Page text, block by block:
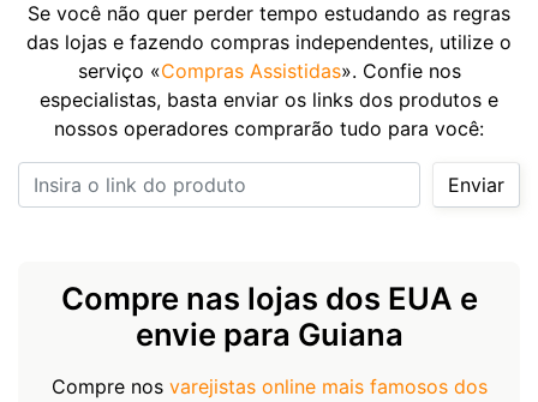
Se você não quer perder tempo estudando as regras
das lojas e fazendo compras independentes, utilize o
serviço «Compras Assistidas». Confie nos
especialistas, basta enviar os links dos produtos e
nossos operadores comprarão tudo para você:
Insira o link do produto
Enviar
Compre nas lojas dos EUA e
envie para Guiana
Compre nos varejistas online mais famosos dos